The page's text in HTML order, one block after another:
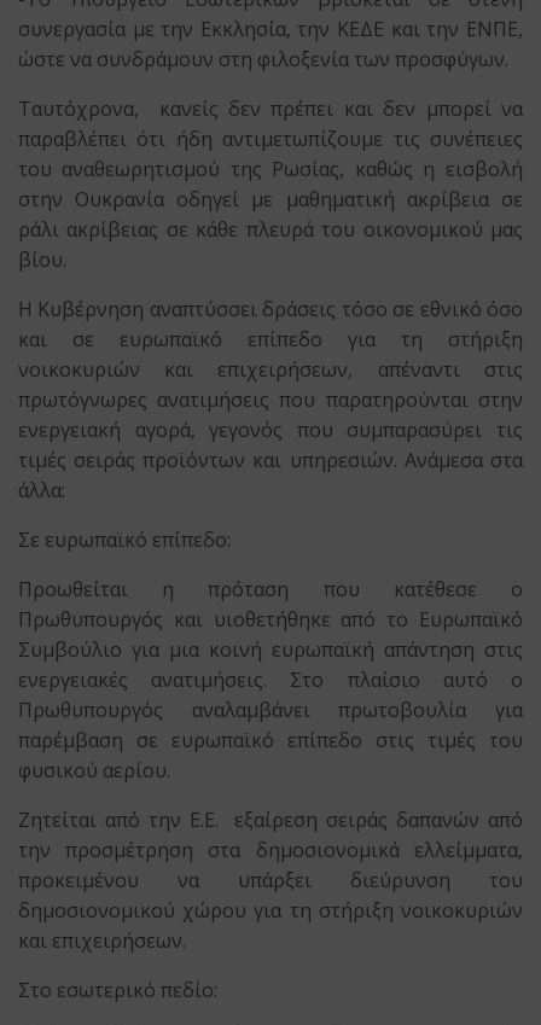
συνεργασία με την Εκκλησία, την ΚΕΔΕ και την ΕΝΠΕ,
ώστε να συνδράμουν στη φιλοξενία των προσφύγων.
Ταυτόχρονα, κανείς δεν πρέπει και δεν μπορεί να
παραβλέπει ότι ήδη αντιμετωπίζουμε τις συνέπειες
του αναθεωρητισμού της Ρωσίας, καθώς η εισβολή
στην Ουκρανία οδηγεί με μαθηματική ακρίβεια σε
ράλι ακρίβειας σε κάθε πλευρά του οικονομικού μας
βίου.
Η Κυβέρνηση αναπτύσσει δράσεις τόσο σε εθνικό όσο
και σε ευρωπαϊκό επίπεδο για τη στήριξη
νοικοκυριών και επιχειρήσεων, απέναντι στις
πρωτόγνωρες ανατιμήσεις που παρατηρούνται στην
ενεργειακή αγορά, γεγονός που συμπαρασύρει τις
τιμές σειράς προϊόντων και υπηρεσιών. Ανάμεσα στα
άλλα:
Σε ευρωπαϊκό επίπεδο:
Προωθείται η πρόταση που κατέθεσε ο
Πρωθυπουργός και υιοθετήθηκε από το Ευρωπαϊκό
Συμβούλιο για μια κοινή ευρωπαϊκή απάντηση στις
ενεργειακές ανατιμήσεις. Στο πλαίσιο αυτό ο
Πρωθυπουργός αναλαμβάνει πρωτοβουλία για
παρέμβαση σε ευρωπαϊκό επίπεδο στις τιμές του
φυσικού αερίου.
Ζητείται από την Ε.Ε. εξαίρεση σειράς δαπανών από
την προσμέτρηση στα δημοσιονομικά ελλείμματα,
προκειμένου να υπάρξει διεύρυνση του
δημοσιονομικού χώρου για τη στήριξη νοικοκυριών
και επιχειρήσεων.
Στο εσωτερικό πεδίο: